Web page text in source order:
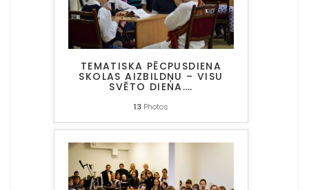
TEMATISKA PĒCPUSDIENA
SKOLAS AIZBILDŅU – VISU
SVĒTO DIENA.…
13 Photos